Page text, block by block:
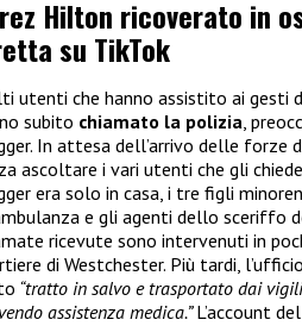
Hilton ricoverato in
su TikTok
utenti che hanno assistito ai gesti
subito chiamato la polizia,
In attesa dell’arrivo delle forze
ascoltare i vari utenti che gli
era solo in casa, i tre figli
e gli agenti dello sceriffo
ricevute sono intervenuti in
di Westchester. Più tardi,
“tratto in salvo e trasportato dai
assistenza medica.”L’account